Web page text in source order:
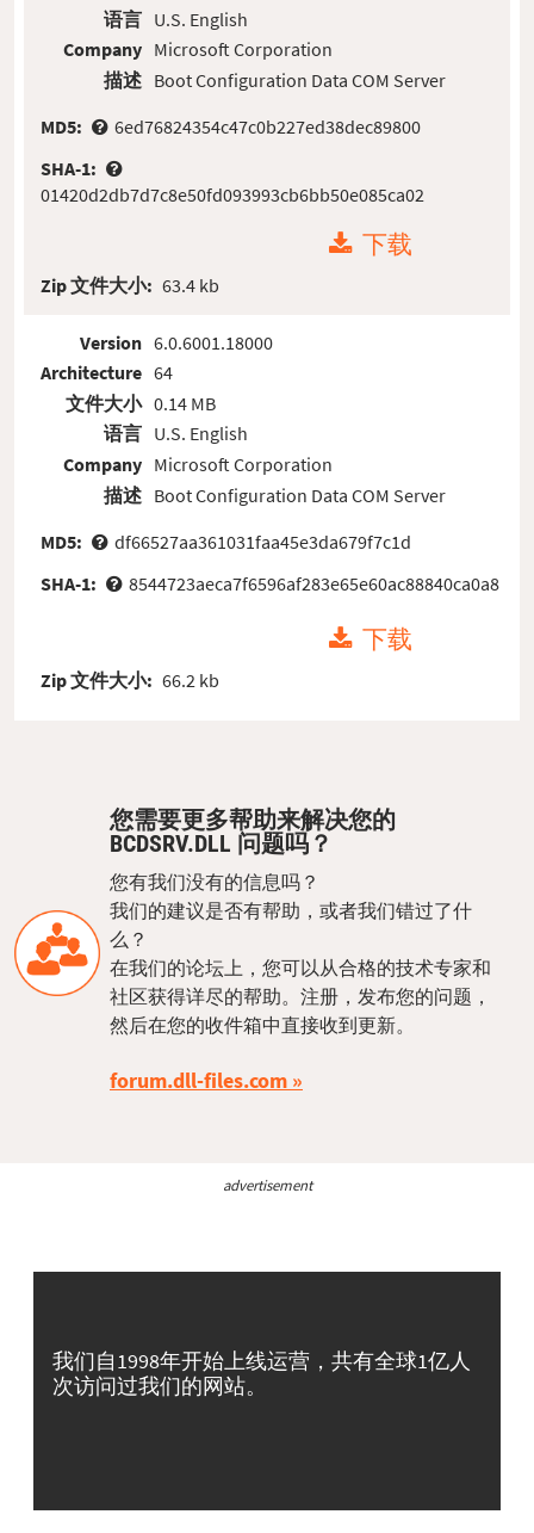
语言
Company
描述
U.S. English
Microsoft Corporation
Boot Configuration Data COM Server
MD5:
6ed76824354c47c0b227ed38dec89800
SHA-1:
01420d2db7d7c8e50fd093993cb6bb50e085ca02
下载
Zip 文件大小: 63.4 kb
Version
Architecture
文件大小
语言
Company
描述
6.0.6001.18000
64
0.14 MB
U.S. English
Microsoft Corporation
Boot Configuration Data COM Server
MD5:
df66527aa361031faa45e3da679f7c1d
SHA-1:
8544723aeca7f6596af283e65e60ac88840ca0a8
下载
Zip 文件大小: 66.2 kb
您需要更多帮助来解决您的
BCDSRV.DLL 问题吗？
您有我们没有的信息吗？
我们的建议是否有帮助，或者我们错过了什
么？
在我们的论坛上，您可以从合格的技术专家和
社区获得详尽的帮助。注册，发布您的问题，
然后在您的收件箱中直接收到更新。
forum.dll-files.com
advertisement
我们自1998年开始上线运营，共有全球1亿人
次访问过我们的网站。